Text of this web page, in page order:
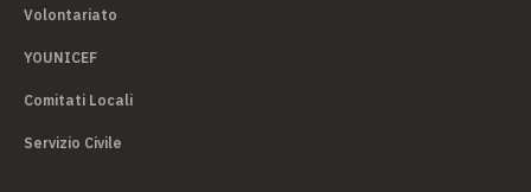
Volontariato
YOUNICEF
Comitati Locali
Servizio Civile